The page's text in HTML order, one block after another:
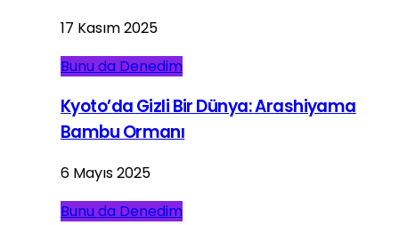
17 Kasım 2025
Bunu da Denedim
Kyoto’da Gizli Bir Dünya: Arashiyama
Bambu Ormanı
6 Mayıs 2025
Bunu da Denedim